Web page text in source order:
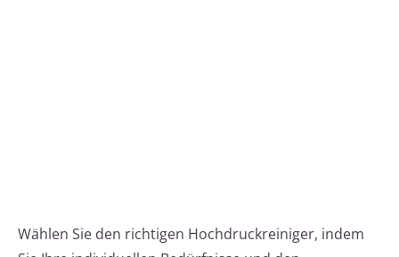
Wählen Sie den richtigen Hochdruckreiniger, indem